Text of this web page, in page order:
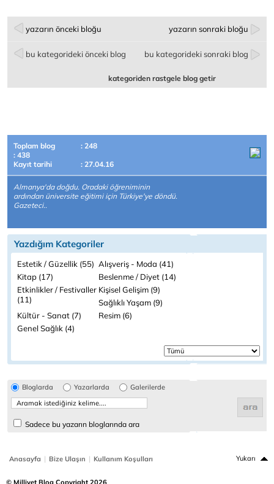
yazarın önceki bloğu yazarın sonraki bloğu
bu kategorideki önceki blog bu kategorideki sonraki blog
kategoriden rastgele blog getir
Toplam blog
: 248
: 438
Kayıt tarihi
: 27.04.16
Almanya'da doğdu. Oradaki öğreniminin
ardından üniversite eğitimi için Türkiye'ye döndü.
Gazeteci..
Yazdığım Kategoriler
Estetik / Güzellik (55) Alışveriş - Moda (41)
Kitap (17)
Beslenme / Diyet (14)
Etkinlikler / Festivaller
(11)
Kişisel Gelişim (9)
Sağlıklı Yaşam (9)
Kültür - Sanat (7)
Resim (6)
Genel Sağlık (4)
Bloglarda Yazarlarda Galerilerde
Sadece bu yazarın bloglarında ara
Anasayfa | Bize Ulaşın | Kullanım Koşulları Yukarı
© Milliyet Blog Copyright 2026